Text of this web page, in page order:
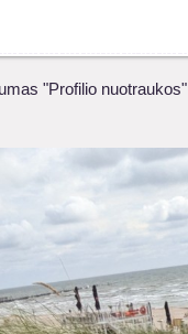
"Profilio nuotraukos"